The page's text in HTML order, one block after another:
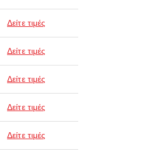
Δείτε τιμές
Δείτε τιμές
Δείτε τιμές
Δείτε τιμές
Δείτε τιμές